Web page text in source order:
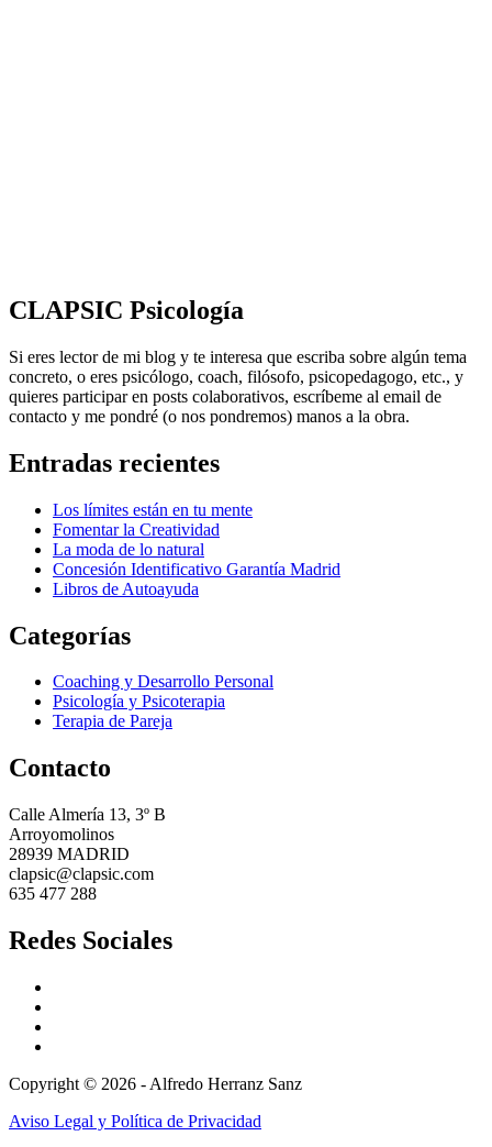
CLAPSIC Psicología
Si eres lector de mi blog y te interesa que escriba sobre algún tema
concreto, o eres psicólogo, coach, filósofo, psicopedagogo, etc., y
quieres participar en posts colaborativos, escríbeme al email de
contacto y me pondré (o nos pondremos) manos a la obra.
Entradas recientes
Los límites están en tu mente
Fomentar la Creatividad
La moda de lo natural
Concesión Identificativo Garantía Madrid
Libros de Autoayuda
Categorías
Coaching y Desarrollo Personal
Psicología y Psicoterapia
Terapia de Pareja
Contacto
Calle Almería 13, 3º B
Arroyomolinos
28939 MADRID
clapsic@clapsic.com
635 477 288
Redes Sociales
Copyright © 2026 - Alfredo Herranz Sanz
Aviso Legal y Política de Privacidad